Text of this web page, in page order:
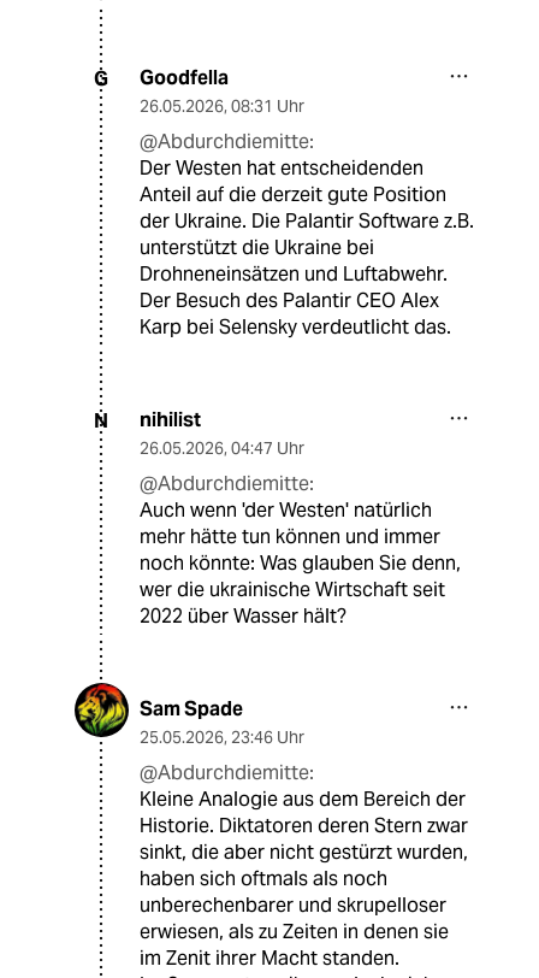
G Goodfella
26.05.2026, 08:31 Uhr
@Abdurchdiemitte:
Der Westen hat entscheidenden
Anteil auf die derzeit gute Position
der Ukraine. Die Palantir Software z.B.
unterstützt die Ukraine bei
Drohneneinsätzen und Luftabwehr.
Der Besuch des Palantir CEO Alex
Karp bei Selensky verdeutlicht das.
N nihilist
26.05.2026, 04:47 Uhr
@Abdurchdiemitte:
Auch wenn 'der Westen' natürlich
mehr hätte tun können und immer
noch könnte: Was glauben Sie denn,
wer die ukrainische Wirtschaft seit
2022 über Wasser hält?
Sam Spade
25.05.2026, 23:46 Uhr
@Abdurchdiemitte:
Kleine Analogie aus dem Bereich der
Historie. Diktatoren deren Stern zwar
sinkt, die aber nicht gestürzt wurden,
haben sich oftmals als noch
unberechenbarer und skrupelloser
erwiesen, als zu Zeiten in denen sie
im Zenit ihrer Macht standen.